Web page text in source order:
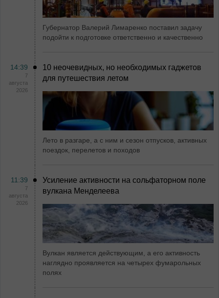
Губернатор Валерий Лимаренко поставил задачу
подойти к подготовке ответственно и качественно
14:39
7
августа
2026
10 неочевидных, но необходимых гаджетов
для путешествия летом
Лето в разгаре, а с ним и сезон отпусков, активных
поездок, перелетов и походов
11:39
7
августа
2026
Усиление активности на сольфаторном поле
вулкана Менделеева
Вулкан является действующим, а его активность
наглядно проявляется на четырех фумарольных
полях